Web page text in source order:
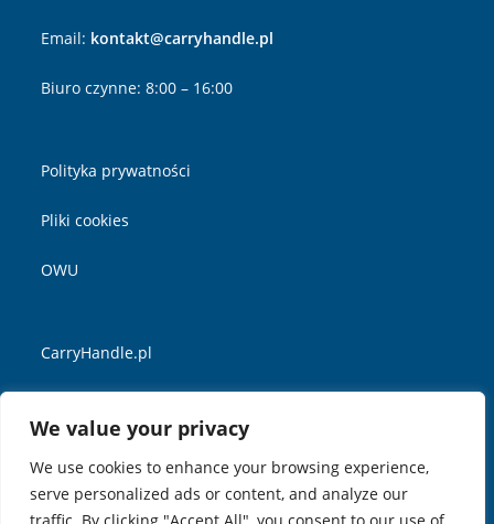
We value your privacy
We use cookies to enhance your browsing experience,
serve personalized ads or content, and analyze our
Email: kontakt@carryhandle.pl
Biuro czynne: 8:00 – 16:00
Polityka prywatności
Pliki cookies
OWU
CarryHandle.pl
Facebook